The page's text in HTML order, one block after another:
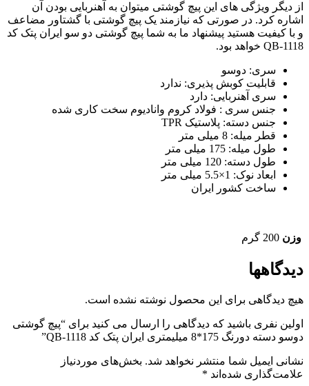
از دیگر ویژگی های این پیچ گوشتی میتوان به آهنربایی بودن آن
اشاره کرد. در صورتی که نیازمند یک پیچ گوشتی با گشتاور مضاعف
و با کیفیت هستید پیشنهاد ما به شما پیچ گوشتی دو سو ایران پتک کد
QB-1118 خواهد بود.
سری: دوسو
قابلیت کوبش پذیری: ندارد
سری آهنربایی: دارد
جنس سری : فولاد کروم وانادیوم سخت کاری شده
جنس دسته: پلاستیک TPR
قطر میله: 8 میلی متر
طول میله: 175 میلی متر
طول دسته: 120 میلی متر
ابعاد نوک: 1×5.5 میلی متر
ساخت کشور ایران
وزن 200 گرم
دیدگاهها
هیچ دیدگاهی برای این محصول نوشته نشده است.
اولین نفری باشید که دیدگاهی را ارسال می کنید برای “پیچ گوشتی
دوسو دسته دورنگ 175*8 میلیمتری ایران پتک کد QB-1118”
نشانی ایمیل شما منتشر نخواهد شد. بخش‌های موردنیاز
علامت‌گذاری شده‌اند *